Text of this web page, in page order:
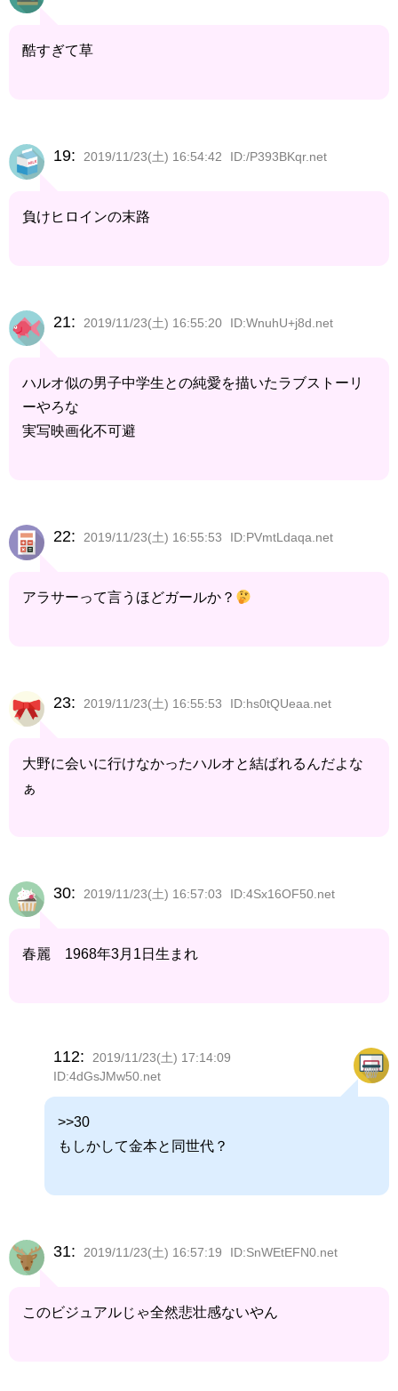
酷すぎて草
19: 2019/11/23(土) 16:54:42 ID:/P393BKqr.net
負けヒロインの末路
21: 2019/11/23(土) 16:55:20 ID:WnuhU+j8d.net
ハルオ似の男子中学生との純愛を描いたラブストーリ
ーやろな
実写映画化不可避
22: 2019/11/23(土) 16:55:53 ID:PVmtLdaqa.net
アラサーって言うほどガールか？
23: 2019/11/23(土) 16:55:53 ID:hs0tQUeaa.net
大野に会いに行けなかったハルオと結ばれるんだよな
ぁ
30: 2019/11/23(土) 16:57:03 ID:4Sx16OF50.net
春麗 1968年3月1日生まれ
112:
2019/11/23(土) 17:14:09
ID:4dGsJMw50.net
>>30
もしかして金本と同世代？
31: 2019/11/23(土) 16:57:19 ID:SnWEtEFN0.net
このビジュアルじゃ全然悲壮感ないやん